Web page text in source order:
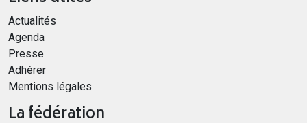
Actualités
Agenda
Presse
Adhérer
Mentions légales
La fédération